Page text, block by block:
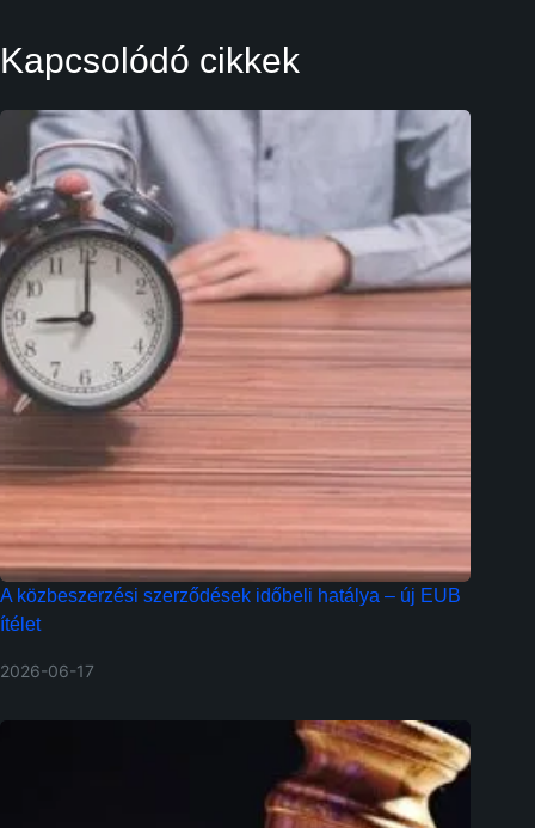
Kapcsolódó cikkek
A közbeszerzési szerződések időbeli hatálya – új EUB
ítélet
2026-06-17